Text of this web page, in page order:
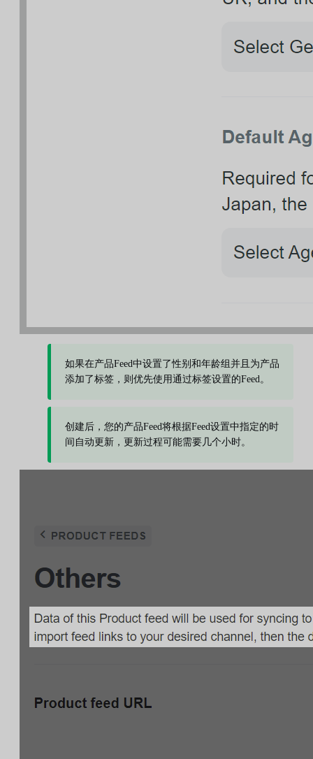
如果在产品Feed中设置了性别和年龄组并且为产品
添加了标签，则优先使用通过标签设置的Feed。
创建后，您的产品Feed将根据Feed设置中指定的时
间自动更新，更新过程可能需要几个小时。